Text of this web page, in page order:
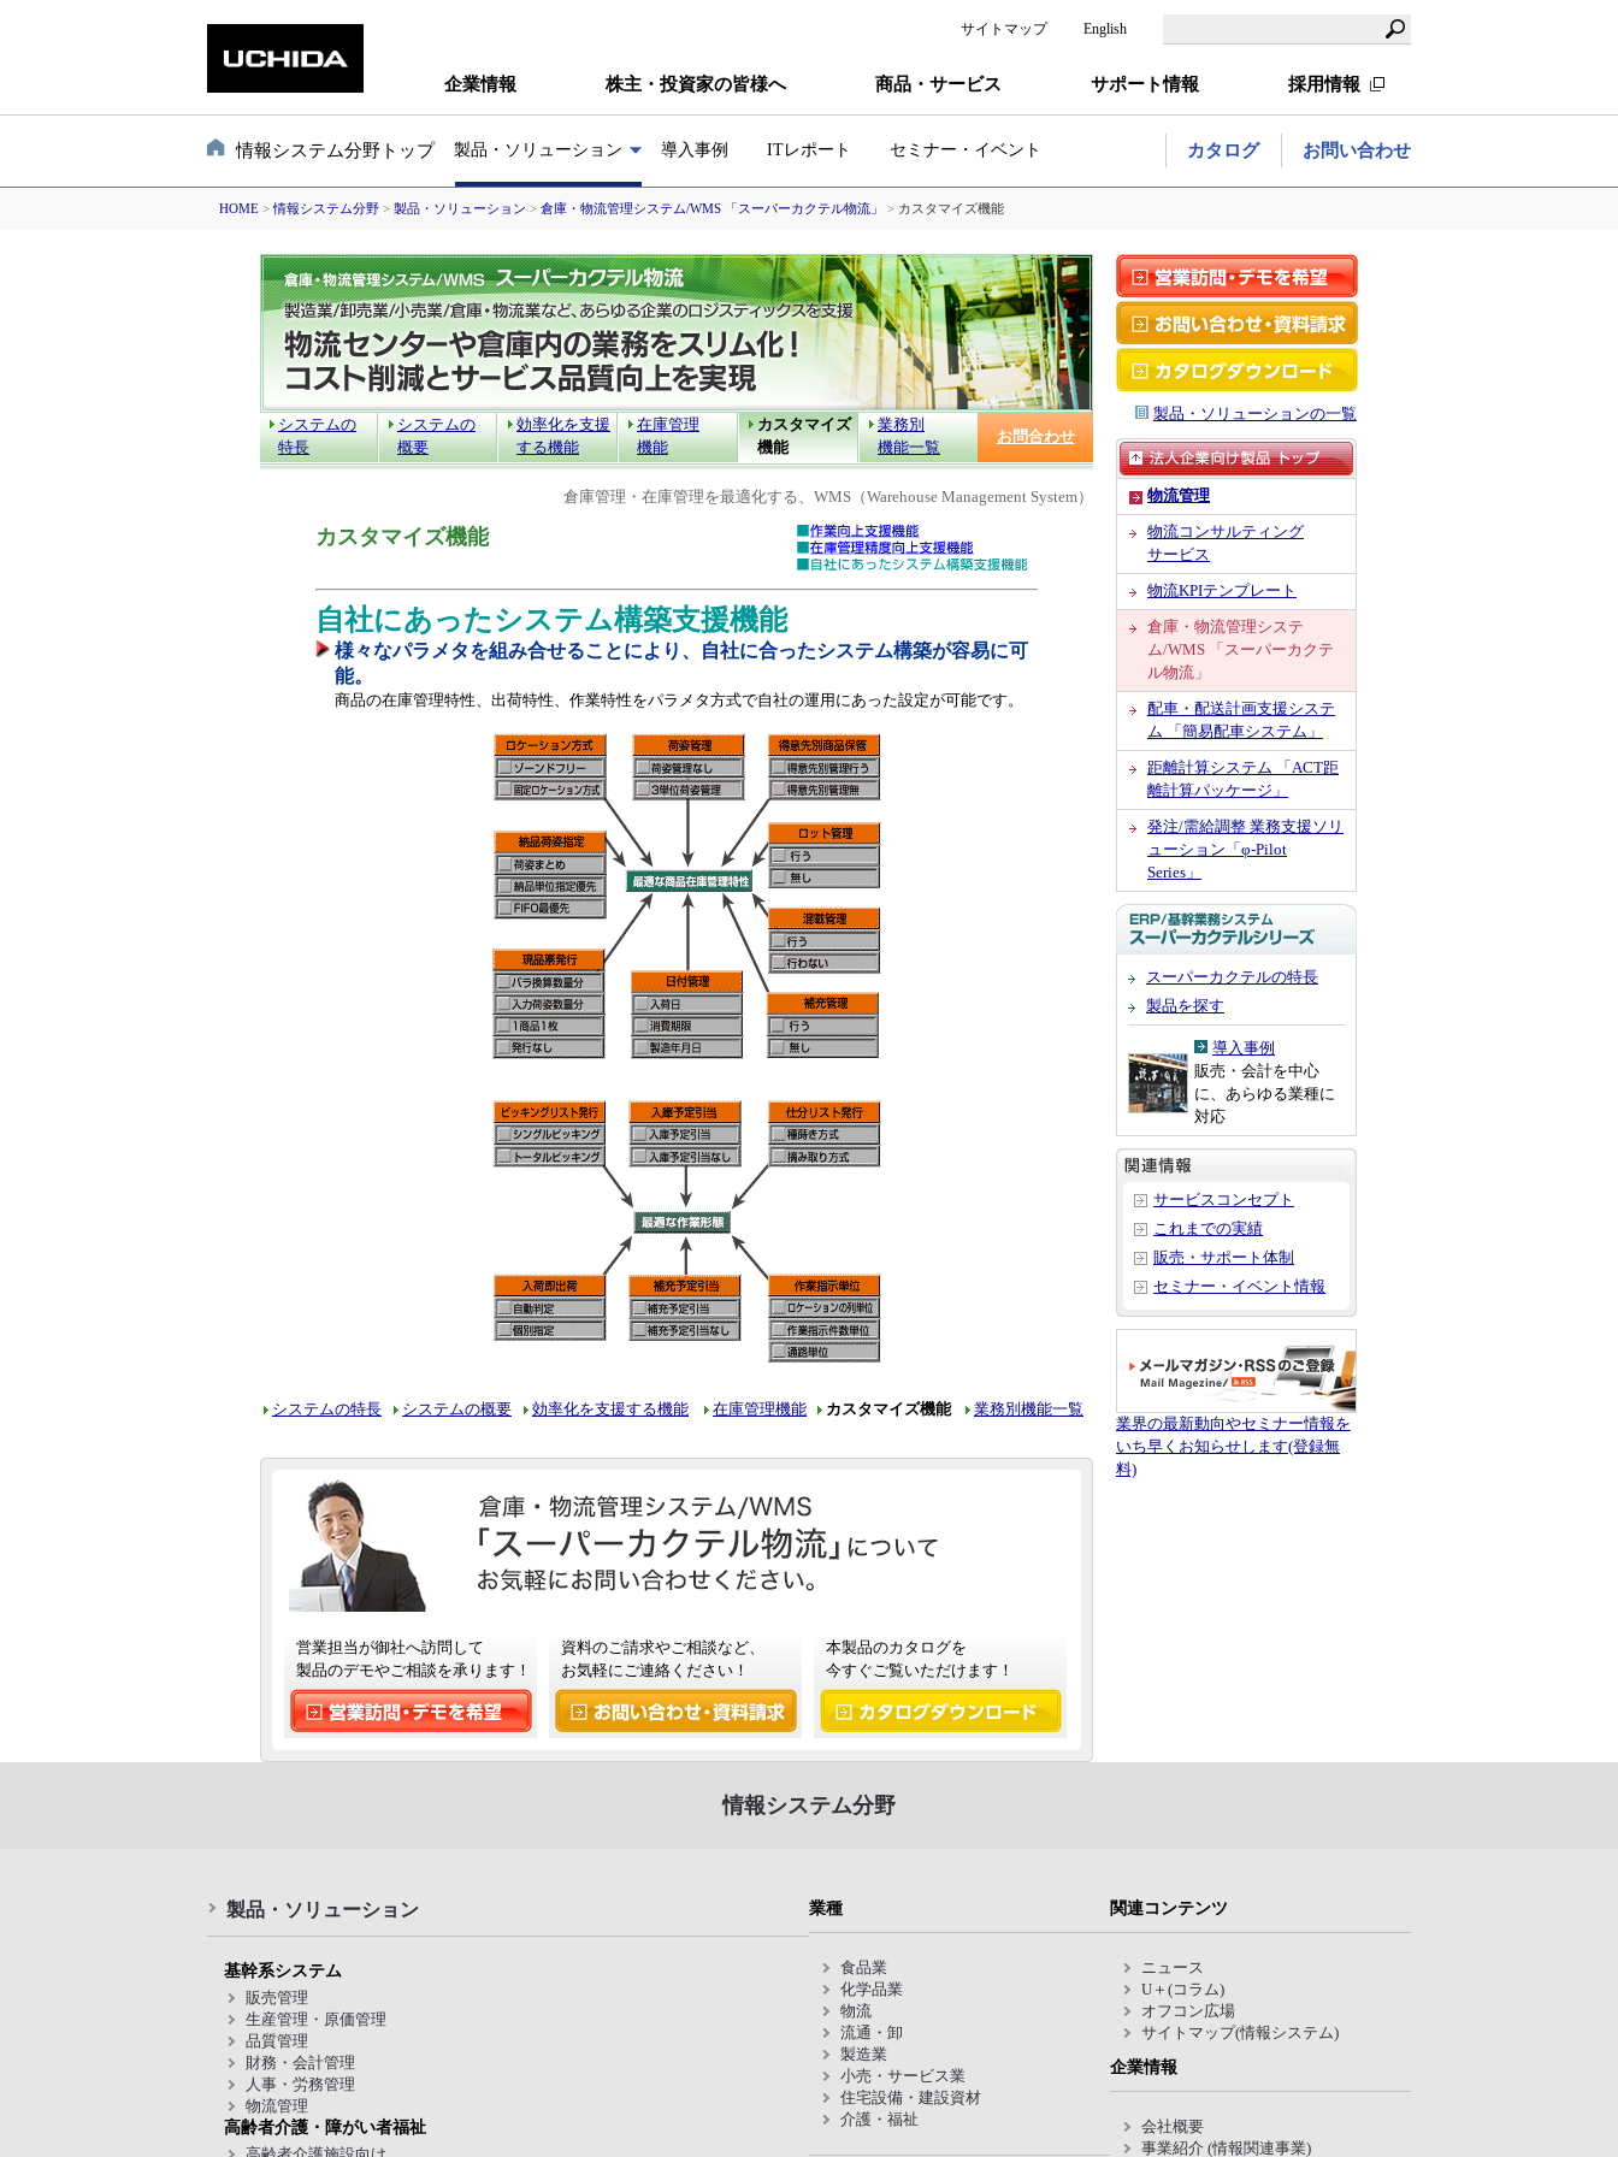
サイトマップ English
企業情報 株主・投資家の皆様へ 商品・サービス サポート情報 採用情報
情報システム分野トップ 製品・ソリューション 導入事例 ITレポート セミナー・イベント カタログ お問い合わせ
HOME >情報システム分野 > 製品・ソリューション > 倉庫・物流管理システム/WMS 「スーパーカクテル物流」 > カスタマイズ機能
システムの
特長
システムの
概要
効率化を支援
する機能
在庫管理
機能
カスタマイズ
機能
業務別
機能一覧
お問合わせ
倉庫管理・在庫管理を最適化する、WMS（Warehouse Management System）
カスタマイズ機能
自社にあったシステム構築支援機能
様々なパラメタを組み合せることにより、自社に合ったシステム構築が容易に可
能。
商品の在庫管理特性、出荷特性、作業特性をパラメタ方式で自社の運用にあった設定が可能です。
システムの特長 システムの概要 効率化を支援する機能 在庫管理機能 カスタマイズ機能 業務別機能一覧
営業担当が御社へ訪問して
製品のデモやご相談を承ります！
資料のご請求やご相談など、
お気軽にご連絡ください！
本製品のカタログを
今すぐご覧いただけます！
製品・ソリューションの一覧
物流管理
物流コンサルティング
サービス
物流KPIテンプレート
倉庫・物流管理システ
ム/WMS 「スーパーカクテ
ル物流」
配車・配送計画支援システ
ム 「簡易配車システム」
距離計算システム 「ACT距
離計算パッケージ」
発注/需給調整 業務支援ソリ
ューション「φ-Pilot
Series」
スーパーカクテルの特長
製品を探す
導入事例
販売・会計を中心
に、あらゆる業種に
対応
サービスコンセプト
これまでの実績
販売・サポート体制
セミナー・イベント情報
業界の最新動向やセミナー情報を
いち早くお知らせします(登録無
料)
情報システム分野
製品・ソリューション
基幹系システム
販売管理
生産管理・原価管理
品質管理
財務・会計管理
人事・労務管理
物流管理
高齢者介護・障がい者福祉
高齢者介護施設向け
業種
食品業
化学品業
物流
流通・卸
製造業
小売・サービス業
住宅設備・建設資材
介護・福祉
関連コンテンツ
ニュース
U＋(コラム)
オフコン広場
サイトマップ(情報システム)
企業情報
会社概要
事業紹介 (情報関連事業)